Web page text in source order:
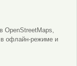
OpenStreetMaps,
в офлайн-режиме и